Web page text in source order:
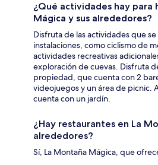
¿Qué actividades hay para
Mágica y sus alrededores?
Disfruta de las actividades que
instalaciones, como ciclismo de
actividades recreativas
exploración de cuevas. Disfruta
propiedad, que cuenta con 2
videojuegos y un área de picnic.
cuenta con un jardín.
¿Hay restaurantes en La
alrededores?
Sí, La Montaña Mágica, que